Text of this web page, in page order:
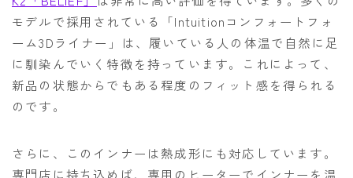
モデルで採用されている「Intuitionコンフォートフォ
ーム3Dライナー」は、履いている人の体温で自然に足
に馴染んでいく特徴を持っています。これによって、
新品の状態からでもある程度のフィット感を得られる
のです。
さらに、このインナーは熱成形にも対応しています。
専門店に持ち込めば、専用のヒーターでインナーを温